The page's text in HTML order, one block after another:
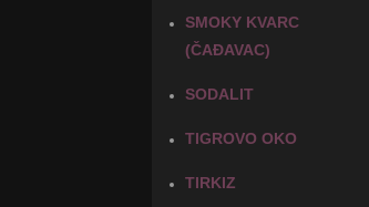
SMOKY KVARC
(ČAĐAVAC)
SODALIT
TIGROVO OKO
TIRKIZ